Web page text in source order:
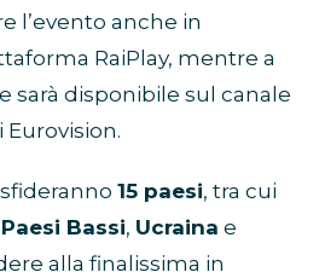
l’evento anche in
RaiPlay, mentre a
sarà disponibile sul canale
15 paesi, tra cui
Paesi Bassi, Ucraina e
alla finalissima in